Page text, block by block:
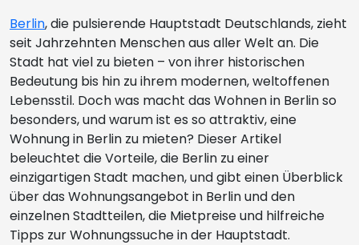
Berlin, die pulsierende Hauptstadt Deutschlands, zieht
seit Jahrzehnten Menschen aus aller Welt an. Die
Stadt hat viel zu bieten – von ihrer historischen
Bedeutung bis hin zu ihrem modernen, weltoffenen
Lebensstil. Doch was macht das Wohnen in Berlin so
besonders, und warum ist es so attraktiv, eine
Wohnung in Berlin zu mieten? Dieser Artikel
beleuchtet die Vorteile, die Berlin zu einer
einzigartigen Stadt machen, und gibt einen Überblick
über das Wohnungsangebot in Berlin und den
einzelnen Stadtteilen, die Mietpreise und hilfreiche
Tipps zur Wohnungssuche in der Hauptstadt.